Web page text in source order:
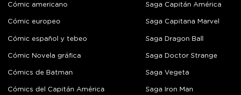
Cómic americano
Cómic europeo
Cómic español y tebeo
Cómic Novela gráfica
Cómics de Batman
Cómics del Capitán América
Saga Capitán América
Saga Capitana Marvel
Saga Dragon Ball
Saga Doctor Strange
Saga Vegeta
Saga Iron Man